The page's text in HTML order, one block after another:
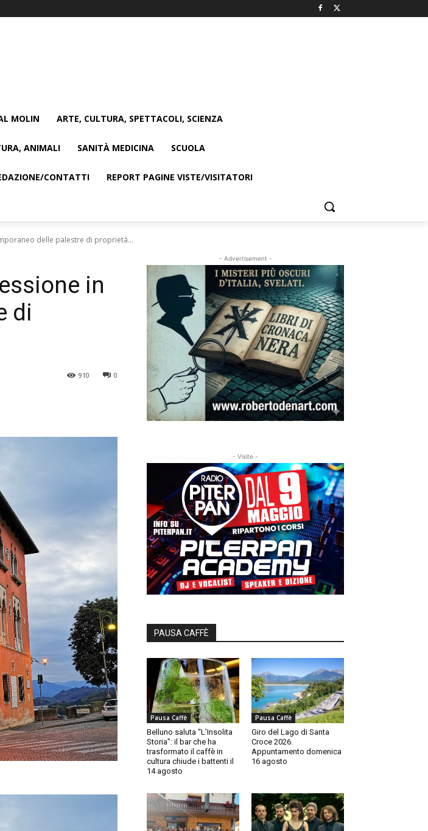
MOLIN ARTE, CULTURA, SPETTACOLI, SCIENZA
ANIMALI SANITÀ MEDICINA SCUOLA
CONTATTI REPORT PAGINE VISTE/VISITATORI
delle palestre di proprietà...
in
di
0
910
- Advertisement -
- Visite -
PAUSA CAFFÈ
Pausa Caffè
Belluno saluta “L’Insolita
Storia”: il bar che ha
trasformato il caffè in
cultura chiude i battenti il
14 agosto
Pausa Caffè
Giro del Lago di Santa
Croce 2026.
Appuntamento domenica
16 agosto